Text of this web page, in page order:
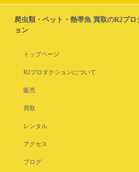
爬虫類・ペット・熱帯魚 買取のR2プロ
ョン
トップページ
R2プロダクションについて
販売
買取
レンタル
アクセス
ブログ